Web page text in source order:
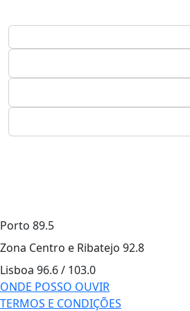
Porto 89.5
Zona Centro e Ribatejo 92.8
Lisboa 96.6 / 103.0
ONDE POSSO OUVIR
TERMOS E CONDIÇÕES